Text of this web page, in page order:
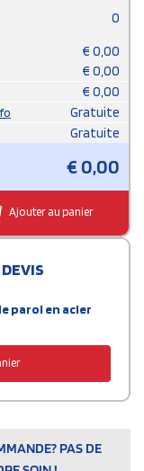
0
€ 0,00
€ 0,00
€ 0,00
Gratuite
Gratuite
€0,00
Ajouter au panier
paroi en acier
PAS DE